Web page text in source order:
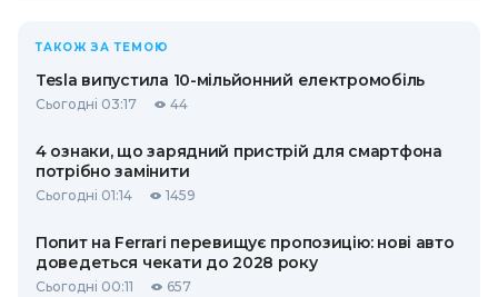
ТАКОЖ ЗА ТЕМОЮ
Tesla випустила 10-мільйонний електромобіль
Сьогодні 03:17 44
4 ознаки, що зарядний пристрій для смартфона
потрібно замінити
Сьогодні 01:14 1459
Попит на Ferrari перевищує пропозицію: нові авто
доведеться чекати до 2028 року
Сьогодні 00:11 657